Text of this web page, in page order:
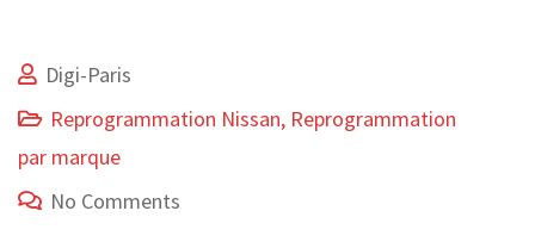
Digi-Paris
Reprogrammation Nissan, Reprogrammation
par marque
No Comments